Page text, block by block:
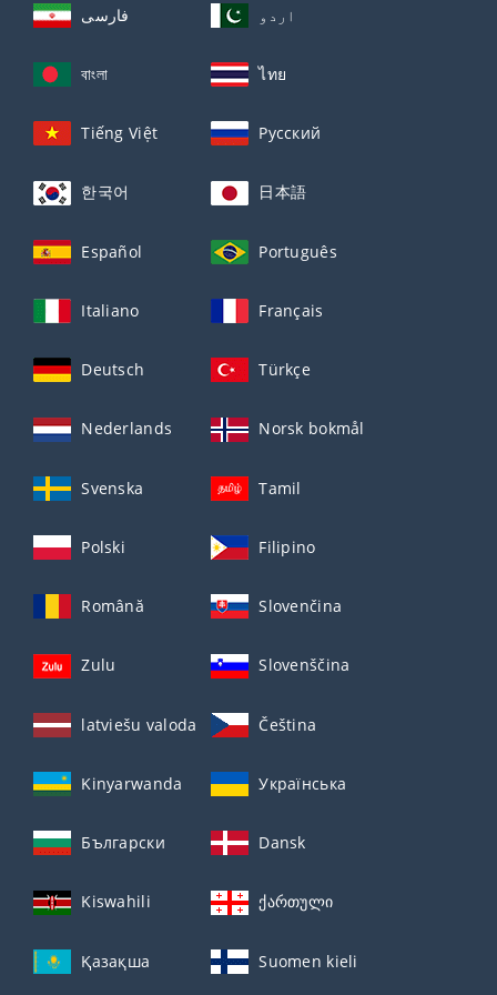
فارسی اردو
বাংলা ไทย
Tiếng Việt Русский
한국어 日本語
Español Português
Italiano Français
Deutsch Türkçe
Nederlands Norsk bokmål
Svenska Tamil
Polski Filipino
Română Slovenčina
Zulu Slovenščina
latviešu valoda Čeština
Kinyarwanda Українська
Български Dansk
Kiswahili ქართული
Қазақша Suomen kieli